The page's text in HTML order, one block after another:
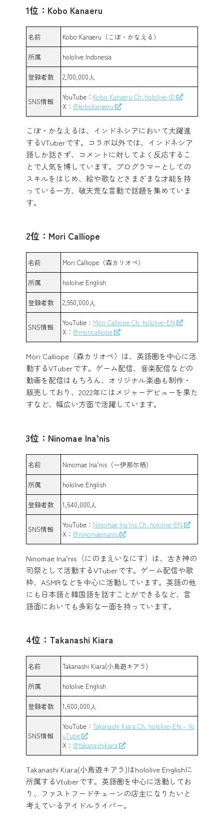
1位：Kobo Kanaeru
名前 Kobo Kanaeru（こぼ・かなえる）
所属 hololive Indonesia
登録者数 2,700,000人
SNS情報 YouTube： Kobo Kanaeru Ch. hololive-ID
X：@kobokanaeru
こぼ・かなえるは、インドネシアにおいて大躍進
するVTuberです。コラボ以外では、インドネシア
語しか話さず、コメントに対してよく反応するこ
とで人気を博しています。プログラマーとしての
スキルをはじめ、絵や歌などさまざまな才能を持
っている一方、破天荒な言動で話題を集めていま
す。
2位：Mori Calliope
名前 Mori Calliope（森カリオペ）
所属 hololive English
登録者数 2,550,000人
SNS情報 YouTube： Mori Calliope Ch. hololive-EN
X：@moricalliope
Mori Calliope（森カリオペ）は、英語圏を中心に活
動するVTuberです。ゲーム配信、音楽配信などの
動画を配信はもちろん、オリジナル楽曲も制作・
販売しており、2022年にはメジャーデビューを果た
すなど、幅広い方面で活躍しています。
3位：Ninomae Ina’nis
名前 Ninomae Ina’nis（一伊那尓栖）
所属 hololive English
登録者数 1,640,000人
SNS情報 YouTube： Ninomae Ina'nis Ch. hololive-EN
X：@ninomaeinanis
Ninomae Ina’nis（にのまえいなにす）は、古き神の
司祭として活動するVTuberです。ゲーム配信や歌
枠、ASMRなどを中心に活動しています。英語の他
にも日本語と韓国語を話すことができるなど、言
語面においても多彩な一面を持っています。
4位：Takanashi Kiara
名前 Takanashi Kiara(小鳥遊キアラ)
所属 hololive English
登録者数 1,600,000人
SNS情報
YouTube：Takanashi Kiara Ch. hololive-EN - Yo
uTube
X：@takanashikiara
Takanashi Kiara(小鳥遊キアラ)はhololive Englishに
所属するVtuberです。英語圏を中心に活動してお
り、ファストフードチェーンの店主になりたいと
考えているアイドルライバー。